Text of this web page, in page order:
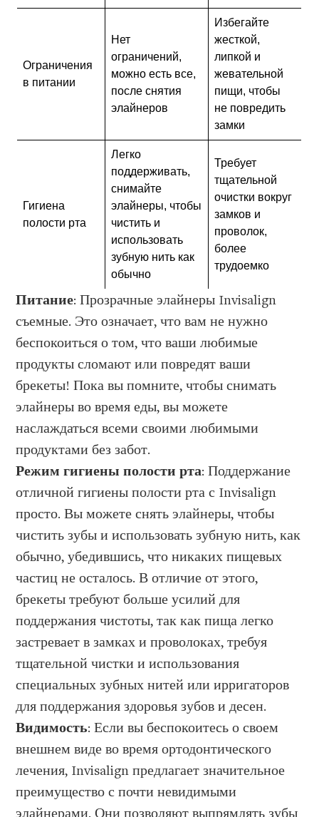
Продолжить
через Facebook
Ограничения
в питании
Нет
ограничений,
можно есть все,
после снятия
элайнеров
Избегайте
жесткой,
липкой и
жевательной
пищи, чтобы
не повредить
замки
Гигиена
полости рта
Легко
поддерживать,
снимайте
элайнеры, чтобы
чистить и
использовать
зубную нить как
обычно
Требует
тщательной
очистки вокруг
замков и
проволок,
более
трудоемко
Питание: Прозрачные элайнеры Invisalign
съемные. Это означает, что вам не нужно
беспокоиться о том, что ваши любимые
продукты сломают или повредят ваши
брекеты! Пока вы помните, чтобы снимать
элайнеры во время еды, вы можете
наслаждаться всеми своими любимыми
продуктами без забот.
Режим гигиены полости рта: Поддержание
отличной гигиены полости рта с Invisalign
просто. Вы можете снять элайнеры, чтобы
чистить зубы и использовать зубную нить, как
обычно, убедившись, что никаких пищевых
частиц не осталось. В отличие от этого,
брекеты требуют больше усилий для
поддержания чистоты, так как пища легко
застревает в замках и проволоках, требуя
тщательной чистки и использования
специальных зубных нитей или ирригаторов
для поддержания здоровья зубов и десен.
Видимость: Если вы беспокоитесь о своем
внешнем виде во время ортодонтического
лечения, Invisalign предлагает значительное
преимущество с почти невидимыми
элайнерами. Они позволяют выпрямлять зубы